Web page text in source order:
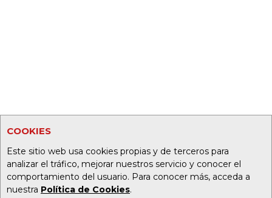
COOKIES
Este sitio web usa cookies propias y de terceros para
analizar el tráfico, mejorar nuestros servicio y conocer el
comportamiento del usuario. Para conocer más, acceda a
nuestra Política de Cookies.